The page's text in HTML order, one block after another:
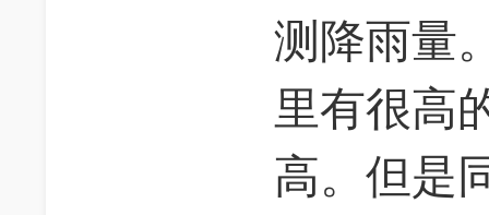
测降雨量
里有很高
高。但是